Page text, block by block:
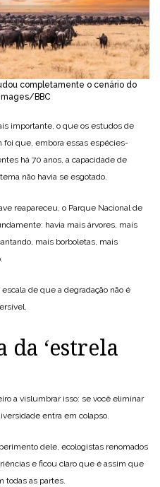
completamente o cenário do
BBC
importante, o que os estudos de
foi que, embora essas espécies-
há 70 anos, a capacidade de
não havia se esgotado.
reapareceu, o Parque Nacional de
havia mais árvores, mais
mais borboletas, mais
de que a degradação não é
da ‘estrela
a vislumbrar isso: se você eliminar
entra em colapso.
dele, ecologistas renomados
e ficou claro que é assim que
todas as partes.